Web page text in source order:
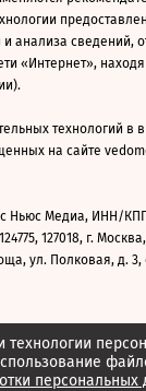
персональных
анализа сведений,
«Интернет»,
технологий в
на сайте
Ньюс Медиа, ИНН/КПП
127018, г.
ул. Полковая, д. 3,